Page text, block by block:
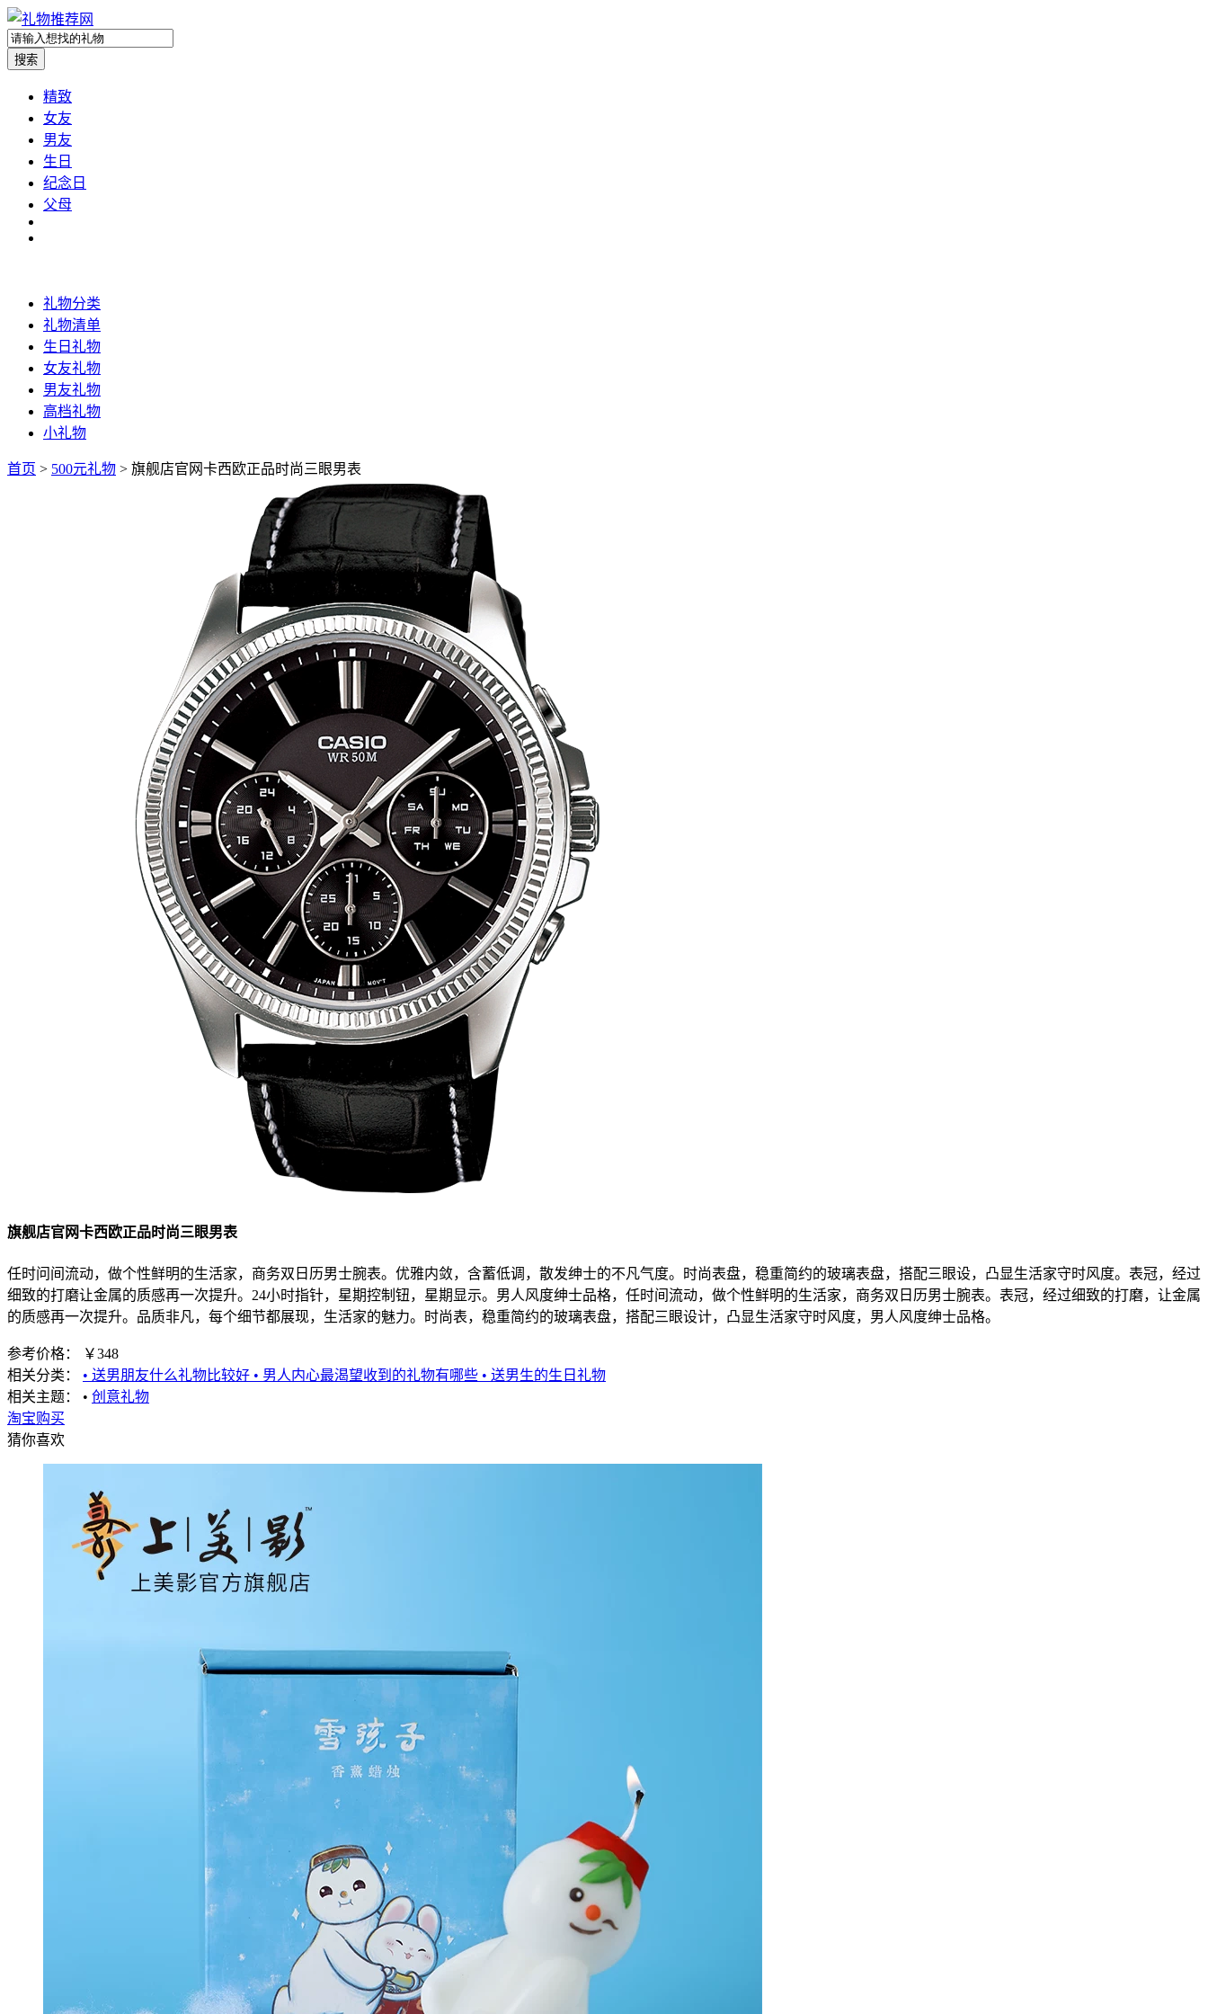
精致
女友
男友
生日
纪念日
父母
礼物分类
礼物清单
生日礼物
女友礼物
男友礼物
高档礼物
小礼物
首页 > 500元礼物 > 旗舰店官网卡西欧正品时尚三眼男表
旗舰店官网卡西欧正品时尚三眼男表
任时问间流动，做个性鲜明的生活家，商务双日历男士腕表。优雅内敛，含蓄低调，散发绅士的不凡气度。时尚表盘，稳重简约的玻璃表盘，搭配三眼设，凸显生活家守时风度。表冠，经过
细致的打磨让金属的质感再一次提升。24小时指针，星期控制钮，星期显示。男人风度绅士品格，任时间流动，做个性鲜明的生活家，商务双日历男士腕表。表冠，经过细致的打磨，让金属
的质感再一次提升。品质非凡，每个细节都展现，生活家的魅力。时尚表，稳重简约的玻璃表盘，搭配三眼设计，凸显生活家守时风度，男人风度绅士品格。
参考价格：
￥348
相关分类：
• 送男朋友什么礼物比较好 • 男人内心最渴望收到的礼物有哪些 • 送男生的生日礼物
相关主题： • 创意礼物
淘宝购买
猜你喜欢